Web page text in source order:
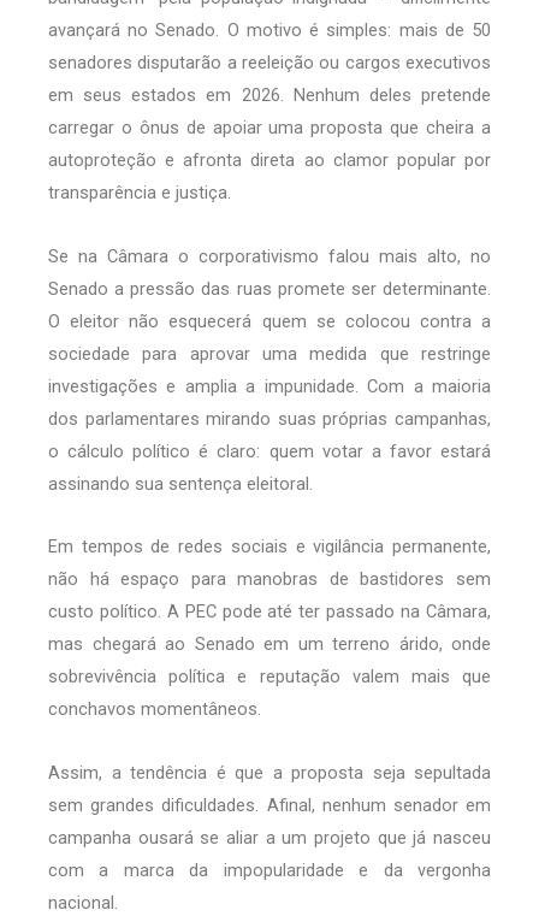
avançará no Senado. O motivo é simples: mais de 50
senadores disputarão a reeleição ou cargos executivos
em seus estados em 2026. Nenhum deles pretende
carregar o ônus de apoiar uma proposta que cheira a
autoproteção e afronta direta ao clamor popular por
transparência e justiça.
Se na Câmara o corporativismo falou mais alto, no
Senado a pressão das ruas promete ser determinante.
O eleitor não esquecerá quem se colocou contra a
sociedade para aprovar uma medida que restringe
investigações e amplia a impunidade. Com a maioria
dos parlamentares mirando suas próprias campanhas,
o cálculo político é claro: quem votar a favor estará
assinando sua sentença eleitoral.
Em tempos de redes sociais e vigilância permanente,
não há espaço para manobras de bastidores sem
custo político. A PEC pode até ter passado na Câmara,
mas chegará ao Senado em um terreno árido, onde
sobrevivência política e reputação valem mais que
conchavos momentâneos.
Assim, a tendência é que a proposta seja sepultada
sem grandes dificuldades. Afinal, nenhum senador em
campanha ousará se aliar a um projeto que já nasceu
com a marca da impopularidade e da vergonha
nacional.